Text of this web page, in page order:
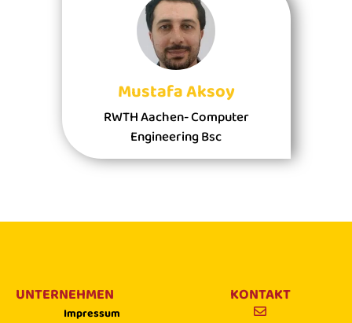
Mustafa Aksoy
RWTH Aachen- Computer
Engineering Bsc
UNTERNEHMEN
Impressum
KONTAKT